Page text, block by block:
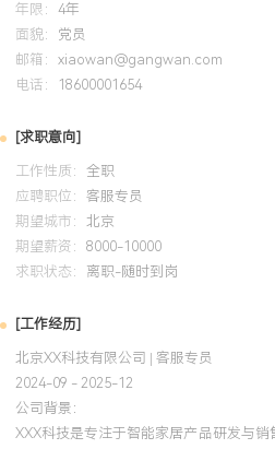
年限： 4年
面貌： 党员
邮箱： xiaowan@gangwan.com
电话：
18600001654
[求职意向]
工作性质： 全职
应聘职位： 客服专员
期望城市： 北京
期望薪资： 8000-10000
求职状态： 离职-随时到岗
[工作经历]
北京XX科技有限公司 | 客服专员
2024-09 - 2025-12
公司背景：
XXX科技是专注于智能家居产品研发与